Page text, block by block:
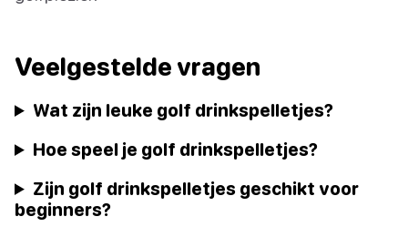
Veelgestelde vragen
Wat zijn leuke golf drinkspelletjes?
Hoe speel je golf drinkspelletjes?
Zijn golf drinkspelletjes geschikt voor
beginners?